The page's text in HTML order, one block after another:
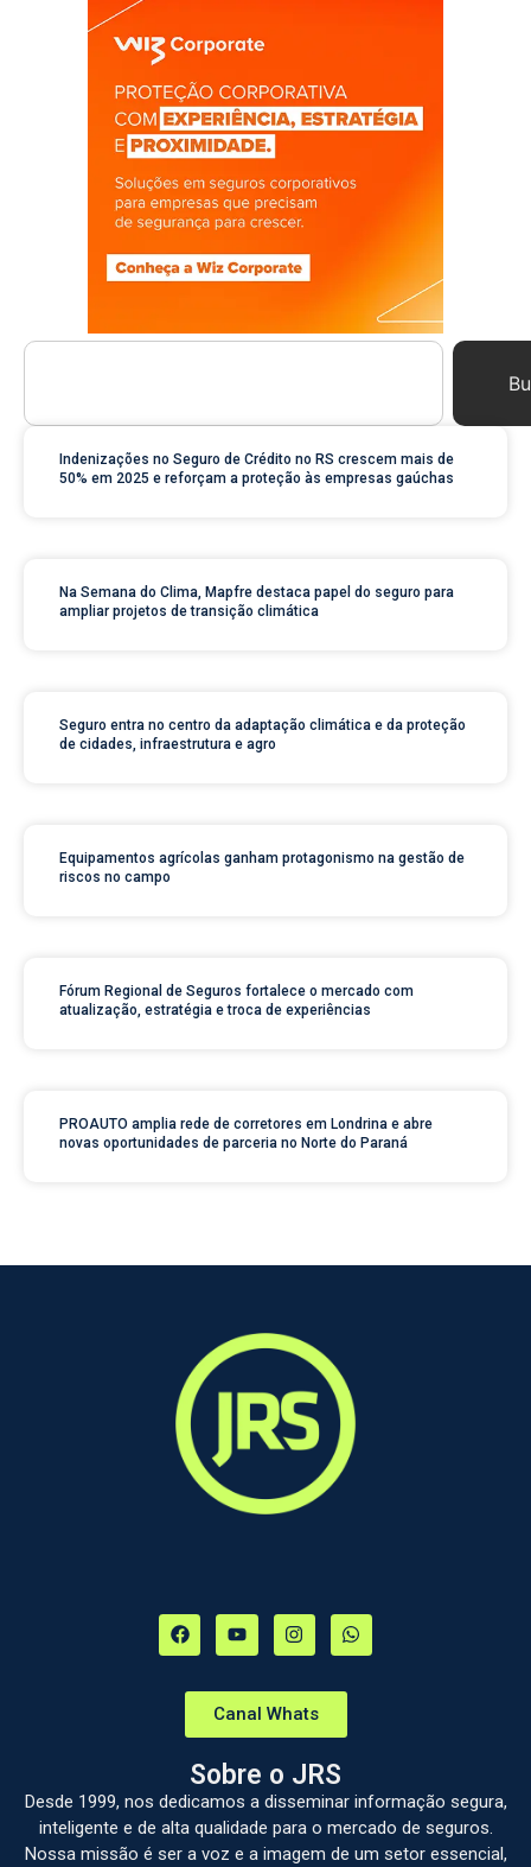
Indenizações no Seguro de Crédito no RS crescem mais de
50% em 2025 e reforçam a proteção às empresas gaúchas
Na Semana do Clima, Mapfre destaca papel do seguro para
ampliar projetos de transição climática
Seguro entra no centro da adaptação climática e da proteção
de cidades, infraestrutura e agro
Equipamentos agrícolas ganham protagonismo na gestão de
riscos no campo
Fórum Regional de Seguros fortalece o mercado com
atualização, estratégia e troca de experiências
PROAUTO amplia rede de corretores em Londrina e abre
novas oportunidades de parceria no Norte do Paraná
Canal Whats
Sobre o JRS
Desde 1999, nos dedicamos a disseminar informação segura,
inteligente e de alta qualidade para o mercado de seguros.
Nossa missão é ser a voz e a imagem de um setor essencial,